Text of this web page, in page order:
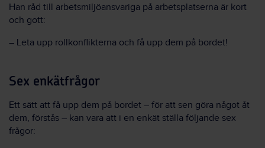
Han råd till arbetsmiljöansvariga på arbetsplatserna är kort
och gott:
– Leta upp rollkonflikterna och få upp dem på bordet!
Sex enkätfrågor
Ett sätt att få upp dem på bordet – för att sen göra något åt
dem, förstås – kan vara att i en enkät ställa följande sex
frågor: